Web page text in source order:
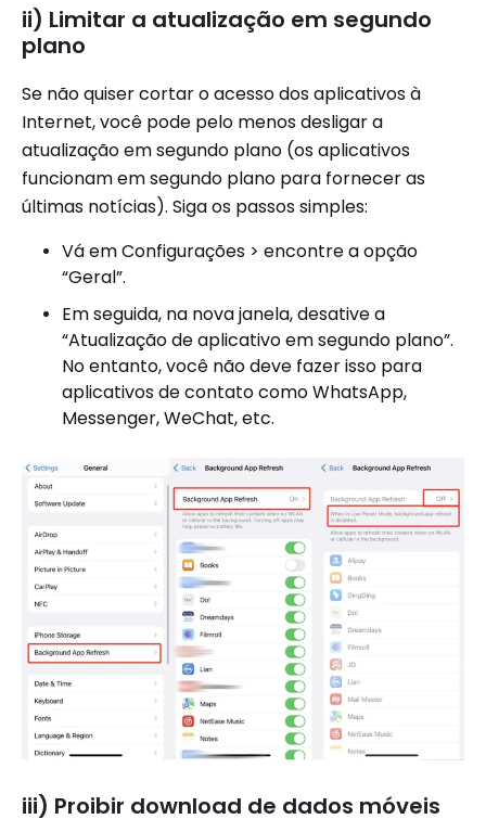
ii) Limitar a atualização em segundo
plano
Se não quiser cortar o acesso dos aplicativos à
Internet, você pode pelo menos desligar a
atualização em segundo plano (os aplicativos
funcionam em segundo plano para fornecer as
últimas notícias). Siga os passos simples:
Vá em Configurações > encontre a opção
“Geral”.
Em seguida, na nova janela, desative a
“Atualização de aplicativo em segundo plano”.
No entanto, você não deve fazer isso para
aplicativos de contato como WhatsApp,
Messenger, WeChat, etc.
iii) Proibir download de dados móveis